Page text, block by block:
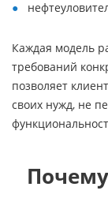
Каждая модель
требований
позволяет
своих нужд, не